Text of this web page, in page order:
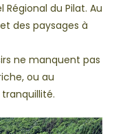
Régional du Pilat. Au
des paysages à
ne manquent pas
ou au